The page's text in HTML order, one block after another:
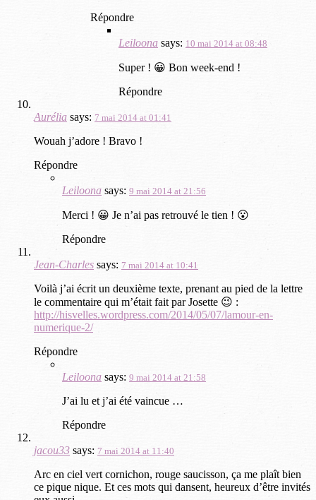
Répondre
Leiloona says: 10 mai 2014 at 08:48
Super ! 😀 Bon week-end !
Répondre
Aurélia says: 7 mai 2014 at 01:41
Wouah j’adore ! Bravo !
Répondre
Leiloona says: 9 mai 2014 at 21:56
Merci ! 😀 Je n’ai pas retrouvé le tien ! 😮
Répondre
Jean-Charles says: 7 mai 2014 at 10:41
Voilà j’ai écrit un deuxième texte, prenant au pied de la lettre
le commentaire qui m’était fait par Josette 😉 :
http://hisvelles.wordpress.com/2014/05/07/lamour-en-
numerique-2/
Répondre
Leiloona says: 9 mai 2014 at 21:58
J’ai lu et j’ai été vaincue …
Répondre
jacou33 says: 7 mai 2014 at 11:40
Arc en ciel vert cornichon, rouge saucisson, ça me plaît bien
ce pique nique. Et ces mots qui dansent, heureux d’être invités